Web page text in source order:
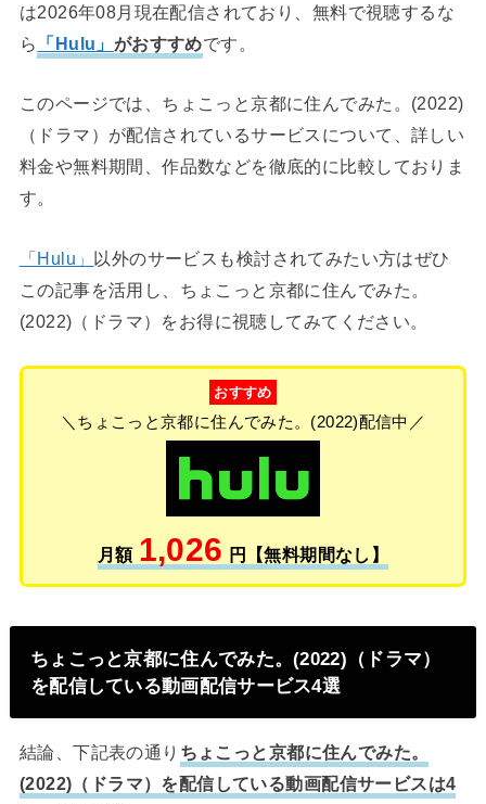
は2026年08月現在配信されており、無料で視聴するな
ら
「Hulu」 がおすすめです。
このページでは、ちょこっと京都に住んでみた。(2022)
（ドラマ）が配信されているサービスについて、詳しい
料金や無料期間、作品数などを徹底的に比較しておりま
す。
「Hulu」 以外のサービスも検討されてみたい方はぜひ
この記事を活用し、ちょこっと京都に住んでみた。
(2022)（ドラマ）をお得に視聴してみてください。
おすすめ
＼ちょこっと京都に住んでみた。(2022)配信中／
月額 1,026 円【無料期間なし】
ちょこっと京都に住んでみた。(2022)（ドラマ）
を配信している動画配信サービス4選
結論、下記表の通り ちょこっと京都に住んでみた。
(2022)（ドラマ）を配信している動画配信サービスは4